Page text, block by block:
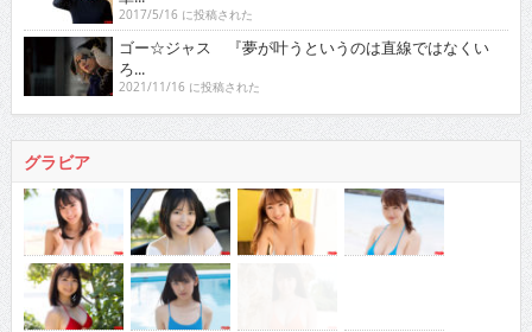
2017/5/16 に投稿された
ゴー☆ジャス 『夢が叶うというのは直線ではなくい
ろ...
2021/11/16 に投稿された
グラビア